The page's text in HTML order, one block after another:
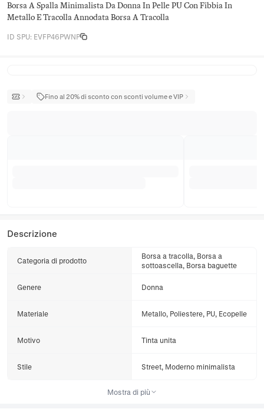
Borsa A Spalla Minimalista Da Donna In Pelle PU Con Fibbia In
Metallo E Tracolla Annodata Borsa A Tracolla
ID SPU: EVFP46PWNP
Fino al 20% di sconto con sconti volume e VIP
Descrizione
Categoria di prodotto
Borsa a tracolla, Borsa a
sottoascella, Borsa baguette
Genere Donna
Materiale Metallo, Poliestere, PU, Ecopelle
Motivo Tinta unita
Stile Street, Moderno minimalista
Mostra di più